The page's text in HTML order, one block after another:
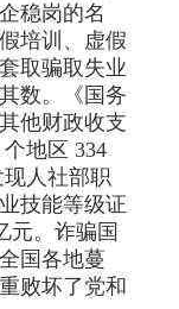
稳岗的名
培训、虚假
取骗取失业
数。《国务
他财政收支
地区 334
人社部职
技能等级证
元。诈骗国
国各地蔓
败坏了党和